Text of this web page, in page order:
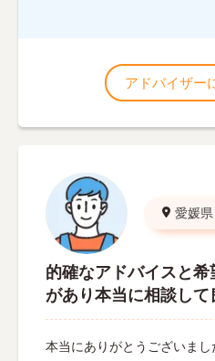
アドバイザー
愛媛県
的確なアドバイスと
があり本当に相談して
本当にありがとうございま